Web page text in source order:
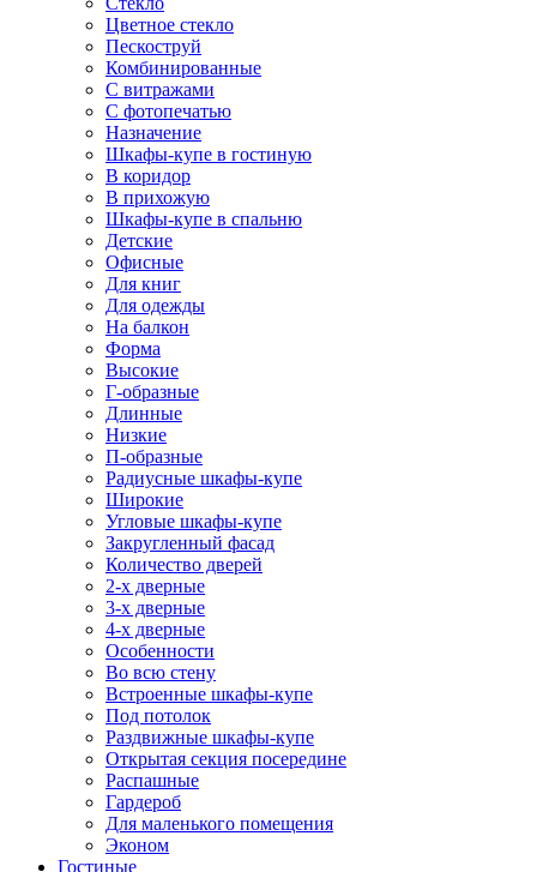
Цветное стекло
Пескоструй
Комбинированные
С витражами
С фотопечатью
Назначение
Шкафы-купе в гостиную
В коридор
В прихожую
Шкафы-купе в спальню
Детские
Офисные
Для книг
Для одежды
На балкон
Форма
Высокие
Г-образные
Длинные
Низкие
П-образные
Радиусные шкафы-купе
Широкие
Угловые шкафы-купе
Закругленный фасад
Количество дверей
2-х дверные
3-х дверные
4-х дверные
Особенности
Во всю стену
Встроенные шкафы-купе
Под потолок
Раздвижные шкафы-купе
Открытая секция посередине
Распашные
Гардероб
Для маленького помещения
Эконом
Гостиные